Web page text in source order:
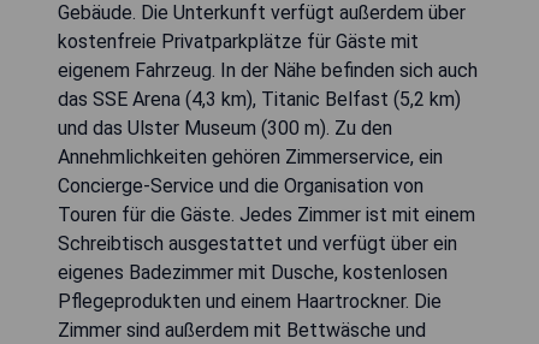
Gebäude. Die Unterkunft verfügt außerdem über
kostenfreie Privatparkplätze für Gäste mit
eigenem Fahrzeug. In der Nähe befinden sich auch
das SSE Arena (4,3 km), Titanic Belfast (5,2 km)
und das Ulster Museum (300 m). Zu den
Annehmlichkeiten gehören Zimmerservice, ein
Concierge-Service und die Organisation von
Touren für die Gäste. Jedes Zimmer ist mit einem
Schreibtisch ausgestattet und verfügt über ein
eigenes Badezimmer mit Dusche, kostenlosen
Pflegeprodukten und einem Haartrockner. Die
Zimmer sind außerdem mit Bettwäsche und